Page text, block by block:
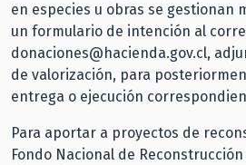
en especies u obras se gestionan
un formulario de intención al
donaciones@hacienda.gov.cl,
de valorización, para
entrega o ejecución
Para aportar a proyectos de
Fondo Nacional de